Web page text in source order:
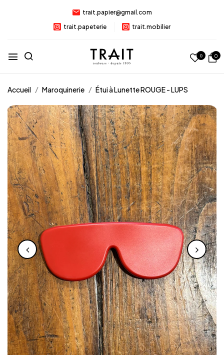
trait.papier@gmail.com
trait.papeterie
trait.mobilier
0 0
Accueil Maroquinerie Étui à Lunette ROUGE - LUPS